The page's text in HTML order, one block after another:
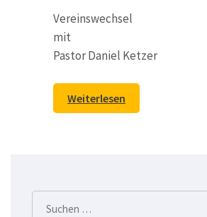
Vereinswechsel
mit
Pastor Daniel Ketzer
Weiterlesen
Suchen